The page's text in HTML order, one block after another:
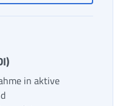
in aktive